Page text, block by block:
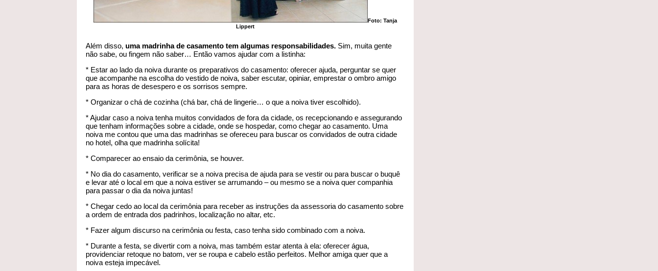
Foto: Tanja
Lippert
Além disso, uma madrinha de casamento tem algumas responsabilidades. Sim, muita gente
não sabe, ou fingem não saber… Então vamos ajudar com a listinha:
* Estar ao lado da noiva durante os preparativos do casamento: oferecer ajuda, perguntar se quer
que acompanhe na escolha do vestido de noiva, saber escutar, opiniar, emprestar o ombro amigo
para as horas de desespero e os sorrisos sempre.
* Organizar o chá de cozinha (chá bar, chá de lingerie… o que a noiva tiver escolhido).
* Ajudar caso a noiva tenha muitos convidados de fora da cidade, os recepcionando e assegurando
que tenham informações sobre a cidade, onde se hospedar, como chegar ao casamento. Uma
noiva me contou que uma das madrinhas se ofereceu para buscar os convidados de outra cidade
no hotel, olha que madrinha solícita!
* Comparecer ao ensaio da cerimônia, se houver.
* No dia do casamento, verificar se a noiva precisa de ajuda para se vestir ou para buscar o buquê
e levar até o local em que a noiva estiver se arrumando – ou mesmo se a noiva quer companhia
para passar o dia da noiva juntas!
* Chegar cedo ao local da cerimônia para receber as instruções da assessoria do casamento sobre
a ordem de entrada dos padrinhos, localização no altar, etc.
* Fazer algum discurso na cerimônia ou festa, caso tenha sido combinado com a noiva.
* Durante a festa, se divertir com a noiva, mas também estar atenta à ela: oferecer água,
providenciar retoque no batom, ver se roupa e cabelo estão perfeitos. Melhor amiga quer que a
noiva esteja impecável.